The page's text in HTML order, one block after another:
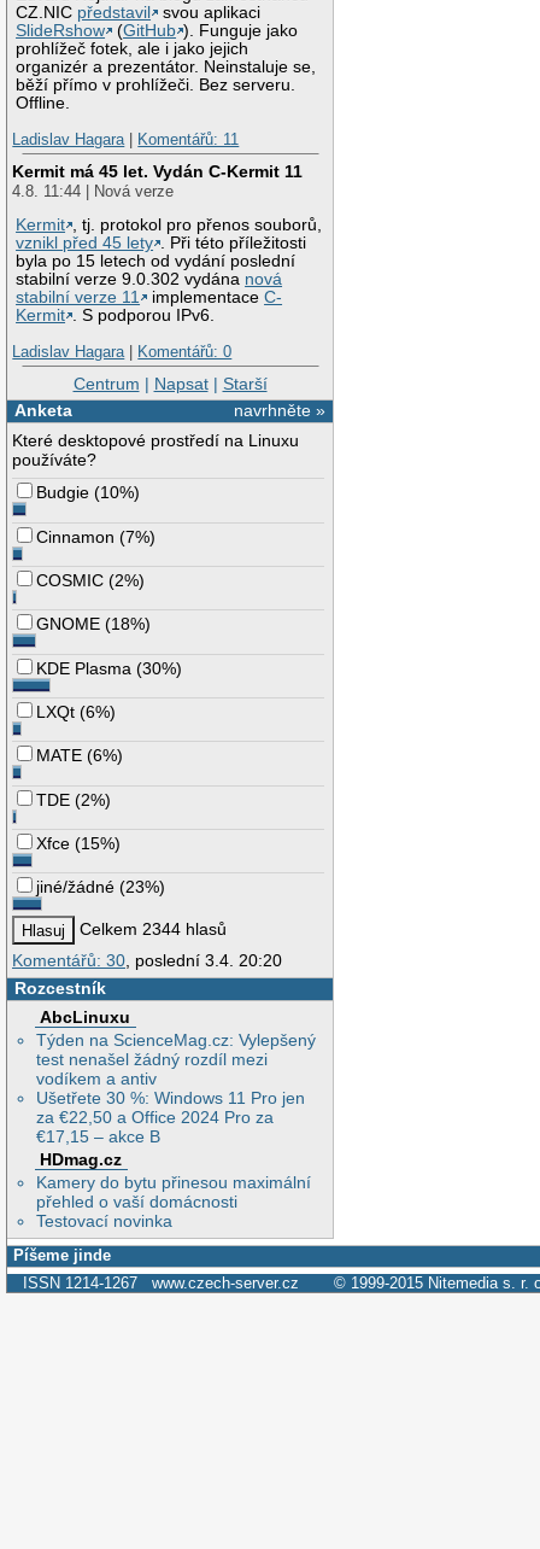
CZ.NIC představil
svou aplikaci
SlideRshow
(GitHub ). Funguje jako
prohlížeč fotek, ale i jako jejich
organizér a prezentátor. Neinstaluje se,
běží přímo v prohlížeči. Bez serveru.
Offline.
Ladislav Hagara| Komentářů: 11
Kermit má 45 let. Vydán C-Kermit 11
4.8. 11:44 | Nová verze
Kermit , tj. protokol pro přenos souborů,
vznikl před 45 lety . Při této příležitosti
byla po 15 letech od vydání poslední
stabilní verze 9.0.302 vydána nová
stabilní verze 11
implementaceC-
Kermit . S podporou IPv6.
Ladislav Hagara| Komentářů: 0
Centrum | Napsat| Starší
navrhněte »
Anketa
Které desktopové prostředí na Linuxu
používáte?
Budgie (10%)
Cinnamon (7%)
COSMIC (2%)
GNOME (18%)
KDE Plasma (30%)
LXQt (6%)
MATE (6%)
TDE (2%)
Xfce (15%)
jiné/žádné (23%)
Celkem 2344 hlasů
Komentářů: 30 , poslední 3.4. 20:20
Rozcestník
AbcLinuxu
Týden na ScienceMag.cz: Vylepšený
test nenašel žádný rozdíl mezi
vodíkem a antiv
Ušetřete 30 %: Windows 11 Pro jen
za €22,50 a Office 2024 Pro za
€17,15 – akce B
HDmag.cz
Kamery do bytu přinesou maximální
přehled o vaší domácnosti
Testovací novinka
Píšeme jinde
ISSN 1214-1267 www.czech-server.cz © 1999-2015 Nitemedia s. r.